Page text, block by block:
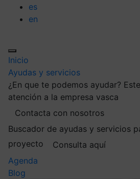
es
en
Inicio
Ayudas y servicios
¿En que te podemos ayudar?
atención a la empresa vasca
Contacta con nosotros
Buscador de ayudas y servicios
proyecto
Consulta aquí
Agenda
Blog